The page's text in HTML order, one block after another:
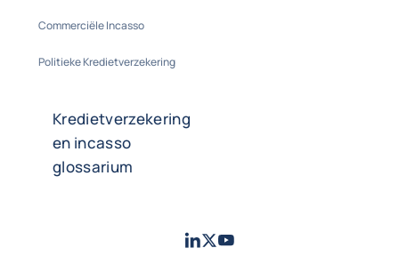
Commerciële Incasso
Politieke Kredietverzekering
Kredietverzekering
en incasso
glossarium
LinkedIn
TwitterYoutube